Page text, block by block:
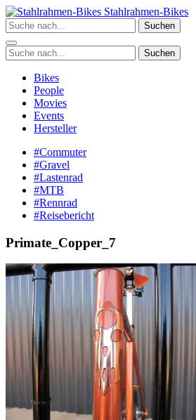
Zum
Inhalt
springen
Stahlrahmen-Bikes
Suchen
Suchen
Bikes
People
Movies
Events
Hersteller
#Commuter
#Gravel
#Lastenrad
#MTB
#Rennrad
#Reisebericht
Primate_Copper_7